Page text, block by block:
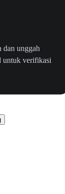
dan unggah
untuk verifikasi